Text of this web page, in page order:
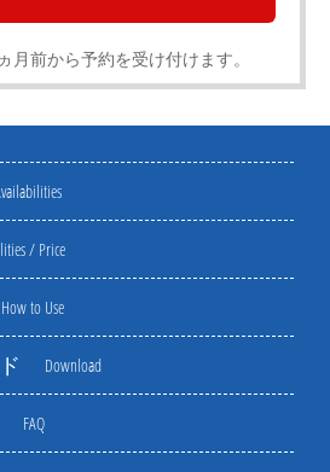
/ Price
How to Use
Download
FAQ
前から予約を受け付けます。